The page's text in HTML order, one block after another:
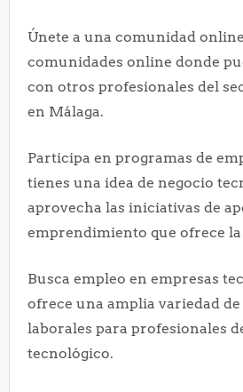
Únete a una comunidad
comunidades online donde
con otros profesionales del
en Málaga.
Participa en programas de
tienes una idea de negocio
aprovecha las iniciativas de
emprendimiento que ofrece
Busca empleo en empresas
ofrece una amplia variedad
laborales para profesionales
tecnológico.